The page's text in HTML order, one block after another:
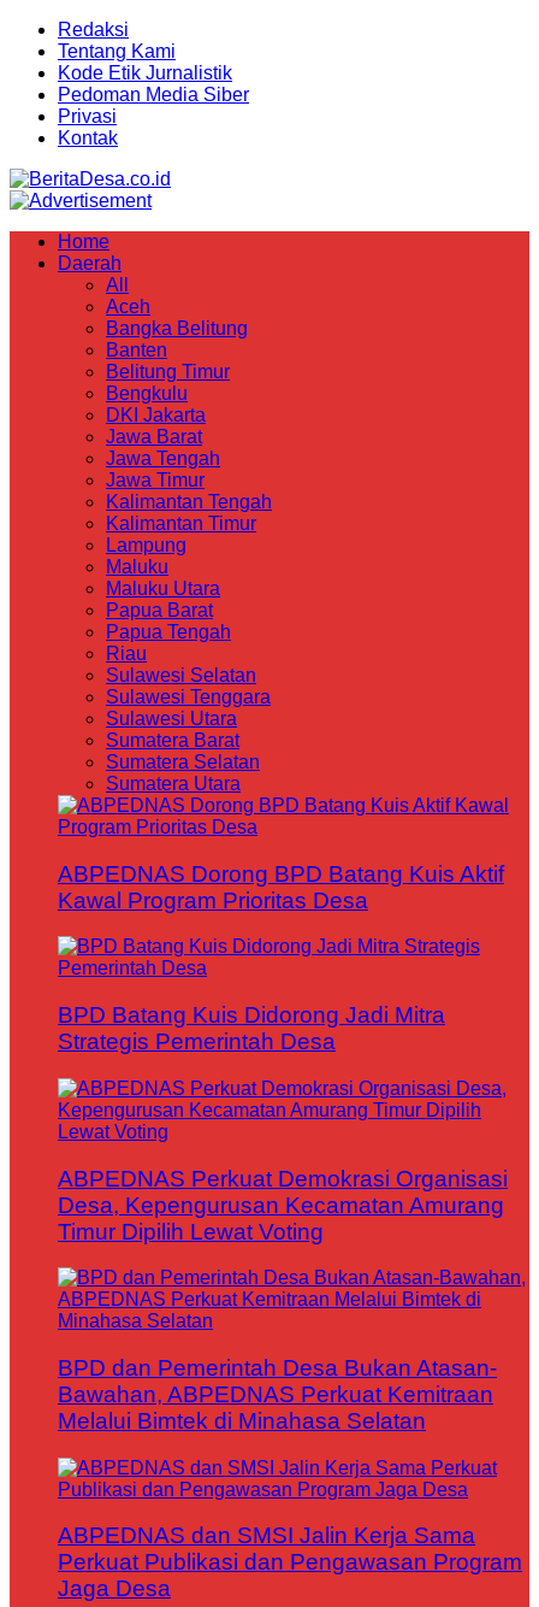
Redaksi
Tentang Kami
Kode Etik Jurnalistik
Pedoman Media Siber
Privasi
Kontak
Home
Daerah
All
Aceh
Bangka Belitung
Banten
Belitung Timur
Bengkulu
DKI Jakarta
Jawa Barat
Jawa Tengah
Jawa Timur
Kalimantan Tengah
Kalimantan Timur
Lampung
Maluku
Maluku Utara
Papua Barat
Papua Tengah
Riau
Sulawesi Selatan
Sulawesi Tenggara
Sulawesi Utara
Sumatera Barat
Sumatera Selatan
Sumatera Utara
ABPEDNAS Dorong BPD Batang Kuis Aktif
Kawal Program Prioritas Desa
BPD Batang Kuis Didorong Jadi Mitra
Strategis Pemerintah Desa
ABPEDNAS Perkuat Demokrasi Organisasi
Desa, Kepengurusan Kecamatan Amurang
Timur Dipilih Lewat Voting
BPD dan Pemerintah Desa Bukan Atasan-
Bawahan, ABPEDNAS Perkuat Kemitraan
Melalui Bimtek di Minahasa Selatan
ABPEDNAS dan SMSI Jalin Kerja Sama
Perkuat Publikasi dan Pengawasan Program
Jaga Desa